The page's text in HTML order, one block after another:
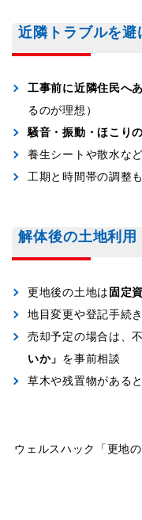
近隣トラブルを
工事前に近隣住民へ
るのが理想）
騒音・振動・ほこり
養生シートや散水など
工期と時間帯の調整
解体後の土地利用
更地後の土地は 固定
地目変更や登記手続
売却予定の場合は、
いか」 を事前相談
草木や残置物がある
ウェルスハック「更地